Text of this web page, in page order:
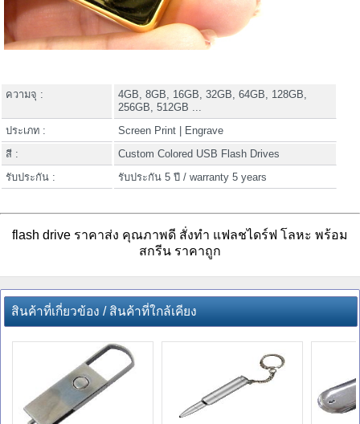
ความจุ :
4GB, 8GB, 16GB, 32GB, 64GB, 128GB,
256GB, 512GB ...
ประเภท :
Screen Print | Engrave
สี :
Custom Colored USB Flash Drives
รับประกัน :
รับประกัน 5 ปี / warranty 5 years
flash drive ราคาส่ง คุณภาพดี สั่งทำ แฟลชไดร์ฟ โลหะ พร้อม
สกรีน ราคาถูก
สินค้าที่เกี่ยวข้อง / สินค้าที่ใกล้เคียง